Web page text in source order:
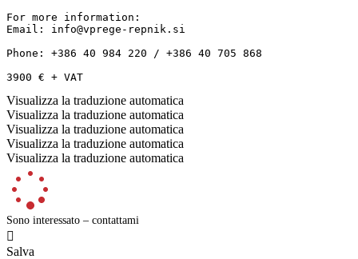
For more information:
Email: info@vprege-repnik.si
Phone: +386 40 984 220 / +386 40 705 868
3900 € + VAT
Visualizza la traduzione automatica
Visualizza la traduzione automatica
Visualizza la traduzione automatica
Visualizza la traduzione automatica
Visualizza la traduzione automatica
Sono interessato – contattami

Salva